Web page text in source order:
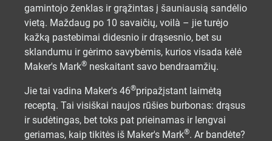
gamintojo ženklas ir grąžintas į šauniausią sandėlio
vietą. Maždaug po 10 savaičių, voilà – jie turėjo
kažką pastebimai didesnio ir drąsesnio, bet su
sklandumu ir gėrimo savybėmis, kurios visada kėlė
Maker's Mark® neskaitant savo bendraamžių.
Jie tai vadina Maker's 46®pripažįstant laimėtą
receptą. Tai visiškai naujos rūšies burbonas: drąsus
ir sudėtingas, bet toks pat prieinamas ir lengvai
geriamas, kaip tikitės iš Maker's Mark®. Ar bandėte?